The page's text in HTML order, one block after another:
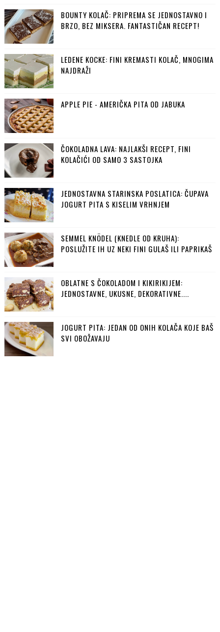
BOUNTY KOLAČ: PRIPREMA SE JEDNOSTAVNO I
BRZO, BEZ MIKSERA. FANTASTIČAN RECEPT!
LEDENE KOCKE: FINI KREMASTI KOLAČ, MNOGIMA
NAJDRAŽI
APPLE PIE - AMERIČKA PITA OD JABUKA
ČOKOLADNA LAVA: NAJLAKŠI RECEPT, FINI
KOLAČIĆI OD SAMO 3 SASTOJKA
JEDNOSTAVNA STARINSKA POSLATICA: ČUPAVA
JOGURT PITA S KISELIM VRHNJEM
SEMMEL KNÖDEL (KNEDLE OD KRUHA):
POSLUŽITE IH UZ NEKI FINI GULAŠ ILI PAPRIKAŠ
OBLATNE S ČOKOLADOM I KIKIRIKIJEM:
JEDNOSTAVNE, UKUSNE, DEKORATIVNE....
JOGURT PITA: JEDAN OD ONIH KOLAČA KOJE BAŠ
SVI OBOŽAVAJU